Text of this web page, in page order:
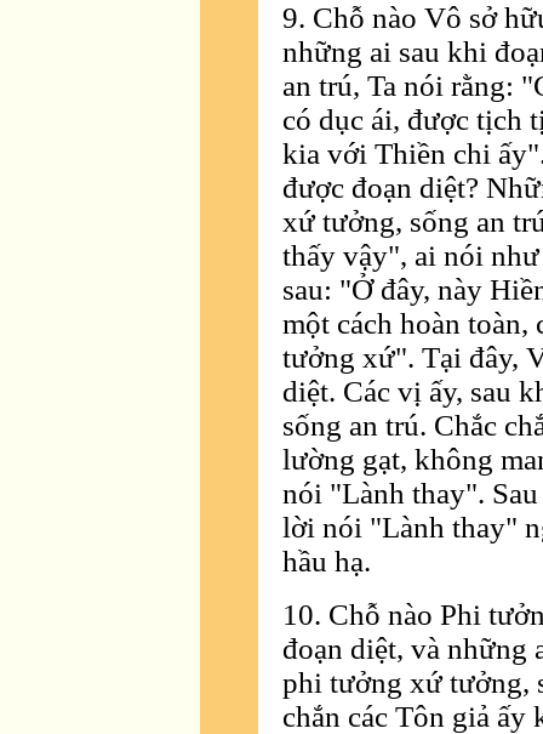
9. Chỗ nào Vô sở
những ai sau khi
an trú, Ta nói rằng:
có dục ái, được tịch
kia với Thiền chi
được đoạn diệt?
xứ tưởng, sống an
thấy vậy", ai nói
sau: "Ở đây, này
một cách hoàn
tưởng xứ". Tại đây,
diệt. Các vị ấy, sau
sống an trú. Chắc
lường gạt, không
nói "Lành thay".
lời nói "Lành thay"
hầu hạ.
10. Chỗ nào Phi
đoạn diệt, và những
phi tưởng xứ tưởng,
chắn các Tôn giả